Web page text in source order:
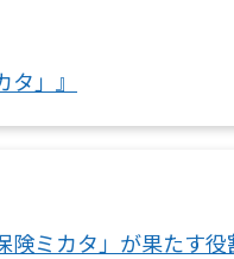
」』
ミカタ」が果たす役